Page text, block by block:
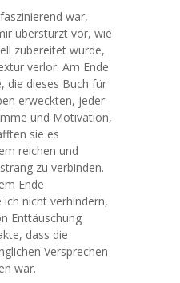
war,
überstürzt vor, wie
zubereitet wurde,
verlor. Am Ende
die dieses Buch für
erweckten, jeder
und Motivation,
sie es
reichen und
zu verbinden.
Ende
nicht verhindern,
Enttäuschung
dass die
Versprechen
war.